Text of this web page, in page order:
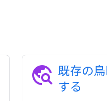
travel_explore 既存の
する